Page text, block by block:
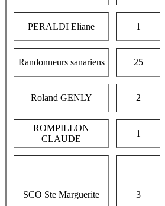
PERALDI Eliane 1
Randonneurs sanariens 25
Roland GENLY 2
ROMPILLON
CLAUDE
1
SCO Ste Marguerite 3